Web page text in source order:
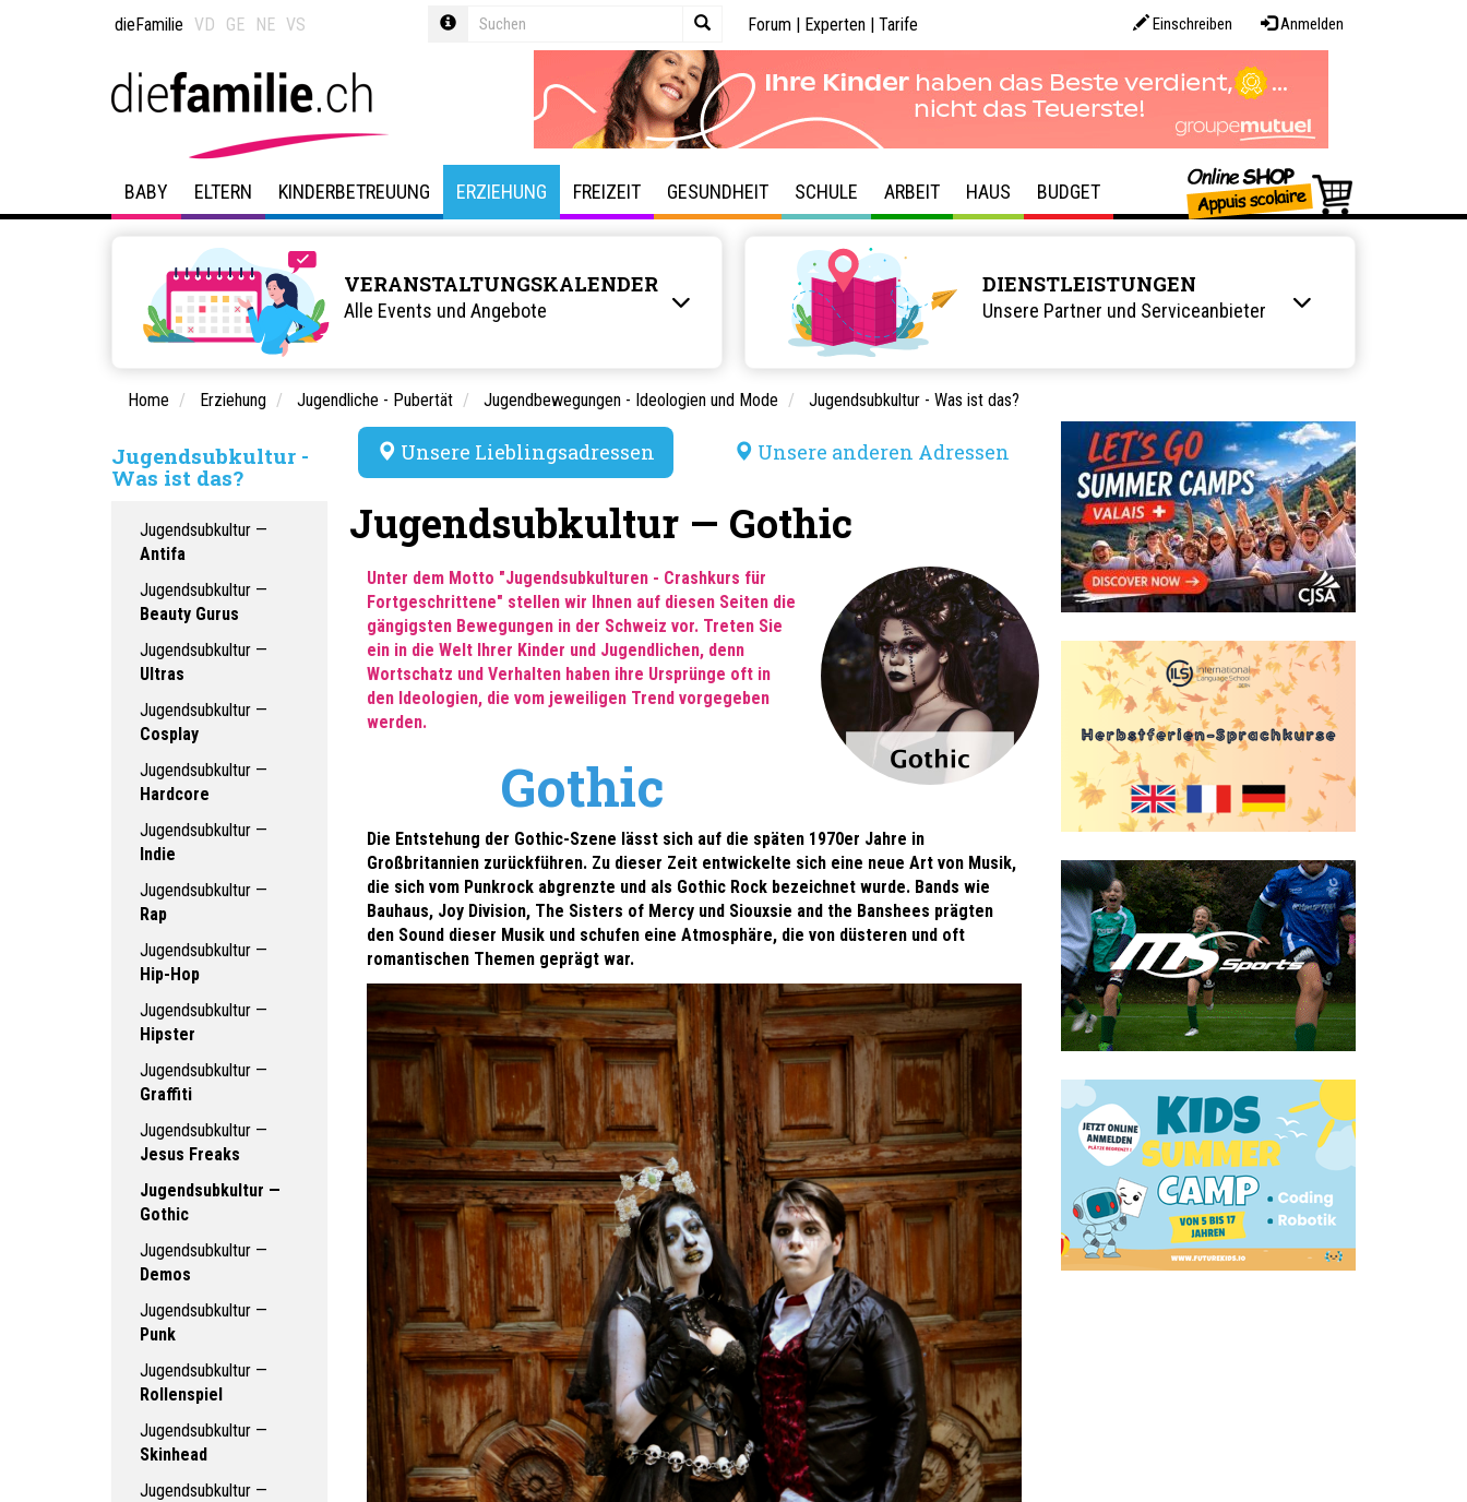
dieFamilie VD GE NE VS Einschreiben Anmelden
Forum | Experten | Tarife
BABY ELTERN KINDERBETREUUNG ERZIEHUNG FREIZEIT GESUNDHEIT SCHULE ARBEIT HAUS BUDGET
VERANSTALTUNGSKALENDER
Alle Events und Angebote
DIENSTLEISTUNGEN
Unsere Partner und Serviceanbieter
Home Erziehung Jugendliche - Pubertät Jugendbewegungen - Ideologien und Mode Jugendsubkultur - Was ist das?
Jugendsubkultur -
Was ist das?
Jugendsubkultur —
Antifa
Jugendsubkultur —
Beauty Gurus
Jugendsubkultur —
Ultras
Jugendsubkultur —
Cosplay
Jugendsubkultur —
Hardcore
Jugendsubkultur —
Indie
Jugendsubkultur —
Rap
Jugendsubkultur —
Hip-Hop
Jugendsubkultur —
Hipster
Jugendsubkultur —
Graffiti
Jugendsubkultur —
Jesus Freaks
Jugendsubkultur —
Gothic
Jugendsubkultur —
Demos
Jugendsubkultur —
Punk
Jugendsubkultur —
Rollenspiel
Jugendsubkultur —
Skinhead
Jugendsubkultur —
Unsere Lieblingsadressen Unsere anderen Adressen
Jugendsubkultur — Gothic
Unter dem Motto "Jugendsubkulturen - Crashkurs für
Fortgeschrittene" stellen wir Ihnen auf diesen Seiten die
gängigsten Bewegungen in der Schweiz vor. Treten Sie
ein in die Welt Ihrer Kinder und Jugendlichen, denn
Wortschatz und Verhalten haben ihre Ursprünge oft in
den Ideologien, die vom jeweiligen Trend vorgegeben
werden.
Gothic
Die Entstehung der Gothic-Szene lässt sich auf die späten 1970er Jahre in
Großbritannien zurückführen. Zu dieser Zeit entwickelte sich eine neue Art von Musik,
die sich vom Punkrock abgrenzte und als Gothic Rock bezeichnet wurde. Bands wie
Bauhaus, Joy Division, The Sisters of Mercy und Siouxsie and the Banshees prägten
den Sound dieser Musik und schufen eine Atmosphäre, die von düsteren und oft
romantischen Themen geprägt war.